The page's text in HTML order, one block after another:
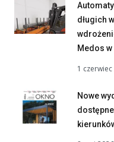
długich
Medos w
1
Nowe